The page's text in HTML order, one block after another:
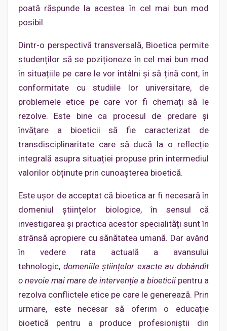
poată răspunde la acestea în cel mai bun mod
posibil.
Dintr-o perspectivă transversală, Bioetica permite
studenților să se poziționeze în cel mai bun mod
în situațiile pe care le vor întâlni și să țină cont, în
conformitate cu studiile lor universitare, de
problemele etice pe care vor fi chemați să le
rezolve. Este bine ca procesul de predare și
învățare a bioeticii să fie caracterizat de
transdisciplinaritate care să ducă la o reflecție
integrală asupra situației propuse prin intermediul
valorilor obținute prin cunoașterea bioetică.
Este ușor de acceptat că bioetica ar fi necesară în
domeniul științelor biologice, în sensul că
investigarea și practica acestor specialități sunt în
strânsă apropiere cu sănătatea umană. Dar având
în vedere rata actuală a avansului
tehnologic, domeniile științelor exacte au dobândit
o nevoie mai mare de intervenție a bioeticii pentru a
rezolva conflictele etice pe care le generează. Prin
urmare, este necesar să oferim o educație
bioetică pentru a produce profesioniștii din